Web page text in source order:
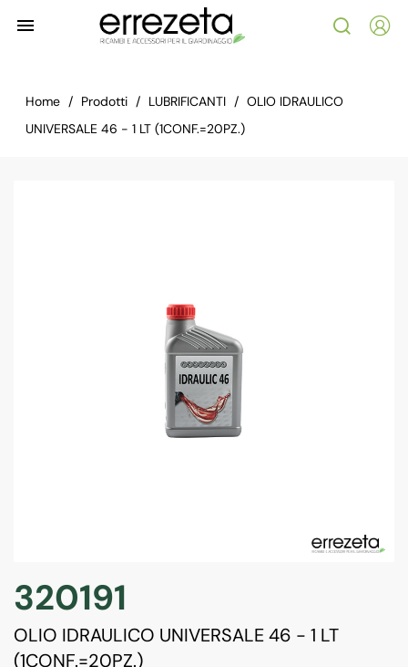

Home Prodotti LUBRIFICANTI
OLIO IDRAULICO
UNIVERSALE 46 - 1 LT (1CONF.=20PZ.)
320191
OLIO IDRAULICO UNIVERSALE 46 - 1 LT
(1CONF.=20PZ.)